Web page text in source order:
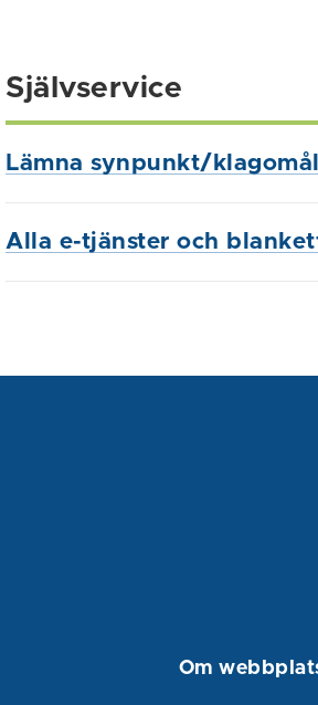
Självservice
Lämna synpunkt/klagomål
Alla e-tjänster och
Om